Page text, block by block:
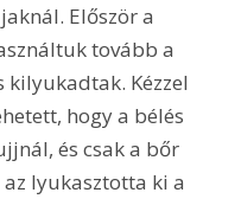
Először a
tovább a
Kézzel
hogy a bélés
és csak a bőr
lyukasztotta ki a